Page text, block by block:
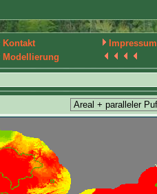
Kontakt
Impressum
Modellierung